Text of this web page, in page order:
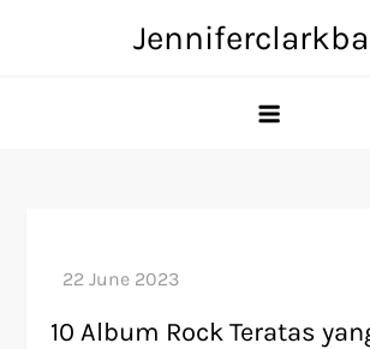
10 Album Rock Teratas